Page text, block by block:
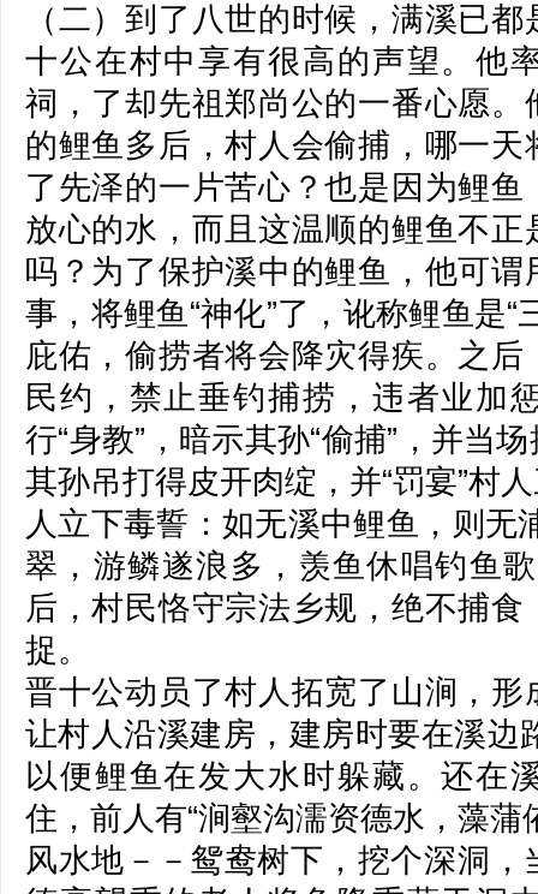
（二）到了八世的时候，满溪已
十公在村中享有很高的声望。他
祠，了却先祖郑尚公的一番心愿
的鲤鱼多后，村人会偷捕，哪一
了先泽的一片苦心？也是因为鲤
放心的水，而且这温顺的鲤鱼不
吗？为了保护溪中的鲤鱼，他可
事，将鲤鱼“神化”了，讹称鲤鱼是
庇佑，偷捞者将会降灾得疾。之
民约，禁止垂钓捕捞，违者业加
行“身教”，暗示其孙“偷捕”，并当
其孙吊打得皮开肉绽，并“罚宴”村
人立下毒誓：如无溪中鲤鱼，则无
翠，游鳞遂浪多，羡鱼休唱钓鱼
后，村民恪守宗法乡规，绝不捕
捉。
晋十公动员了村人拓宽了山涧，
让村人沿溪建房，建房时要在溪边
以便鲤鱼在发大水时躲藏。还在
住，前人有“涧壑沟濡资德水，藻蒲
风水地－－鸳鸯树下，挖个深洞